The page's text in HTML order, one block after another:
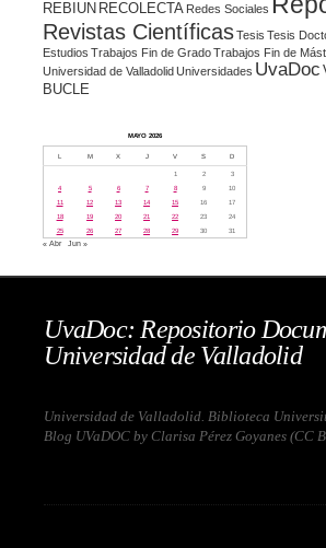
REBIUN RECOLECTA Redes Sociales
Revistas CientíficasTesis Tesis
Estudios Trabajos Fin de GradoTrabajos Fin de
Universidad de ValladolidUniversidades UvaDoc
BUCLE
MAYO 2026
L M X J V S D
1 2
3
4
5 6 7 8 9
10
11
12 13 14 15 16
17
18
19 20 21 22 23
24
25
26 27 28 29 30 31
« Abr Jun »
UvaDoc: Repositorio
Universidad de Valladolid
Universidad de Valladolid. Biblioteca
Blog UVaDOC by Clarisa Pérez Goyanes (CC